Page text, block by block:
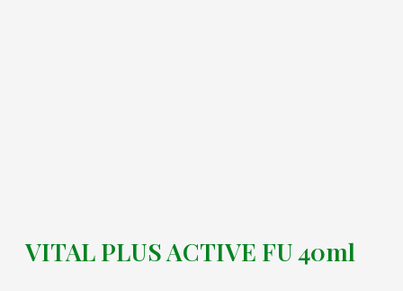
VITAL PLUS ACTIVE FU 40ml